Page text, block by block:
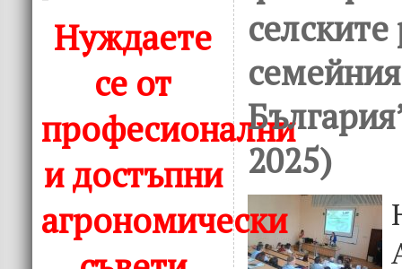
Нуждаете
се от
професионални
и достъпни
агрономически
2025)